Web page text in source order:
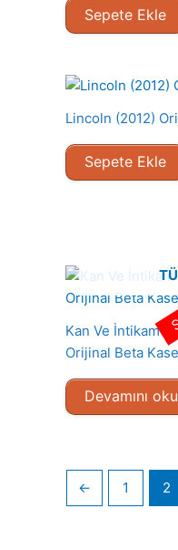
Sepete Ekle
Lincoln (2012)
Sepete Ekle
Kan Ve İntikam –
Orijinal Beta
Devamını oku
← 1 2